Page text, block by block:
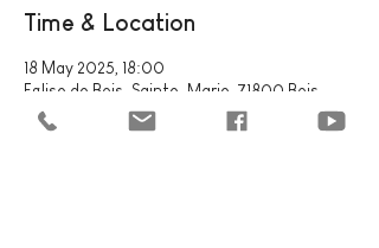
Time & Location
18 May 2025, 18:00
Eglise de Bois-Sainte-Marie, 71800 Bois-
Sainte-Marie, France